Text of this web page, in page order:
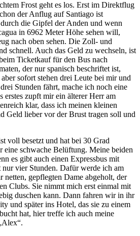
Frost geht es los. Erst im Direktflug
der Anflug auf Santiago ist
die Gipfel der Anden und wenn
in 6962 Meter Höhe sehen will,
nach oben sehen. Die Zoll- und
schnell. Auch das Geld zu wechseln, ist
Ticketkauf für den Bus nach
der nur spanisch beschriftet ist,
sofort stehen drei Leute bei mir und
Stunden fährt, mache ich noch eine
erstes zupft mir ein älterer Herr am
klar, dass ich meinen kleinen
Geld lieber vor der Brust tragen soll und
voll besetzt und hat bei 30 Grad
eine schwache Belüftung. Meine beiden
es gibt auch einen Expressbus mit
vier Stunden. Dafür werde ich am
netten, gepflegten Dame abgeholt, der
Clubs. Sie nimmt mich erst einmal mit
duschen kann. Dann fahren wir in ihr
und später ins Hotel, das sie zu einem
hat, hier treffe ich auch meine
Alex .